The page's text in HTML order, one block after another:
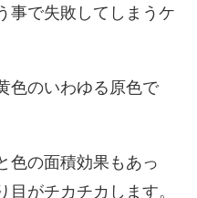
事で失敗してしまうケ
色のいわゆる原色で
色の面積効果もあっ
目がチカチカします。